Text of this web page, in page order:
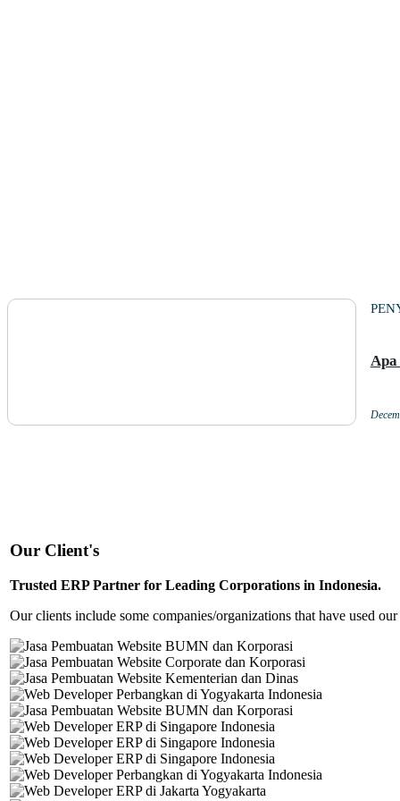
Our Client's
Trusted ERP Partner for Leading Corporations in Indonesia.
Our clients include some companies/organizations that have used our